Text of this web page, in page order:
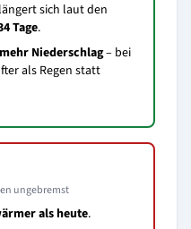
sich laut den
Tage.
Niederschlag– bei
als Regen statt
ungebremst
als heute.